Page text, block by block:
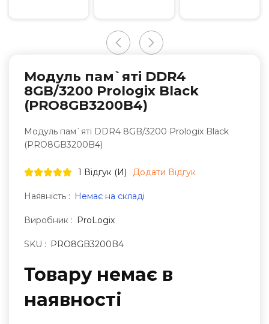
Модуль пам`ятi DDR4
8GB/3200 Prologix Black
(PRO8GB3200B4)
Модуль пам`ятi DDR4 8GB/3200 Prologix Black
(PRO8GB3200B4)
1 Відгук (и) Додати Відгук
Наявність : Немає на складі
Виробник : ProLogix
SKU : PRO8GB3200B4
Товару немає в
наявностi